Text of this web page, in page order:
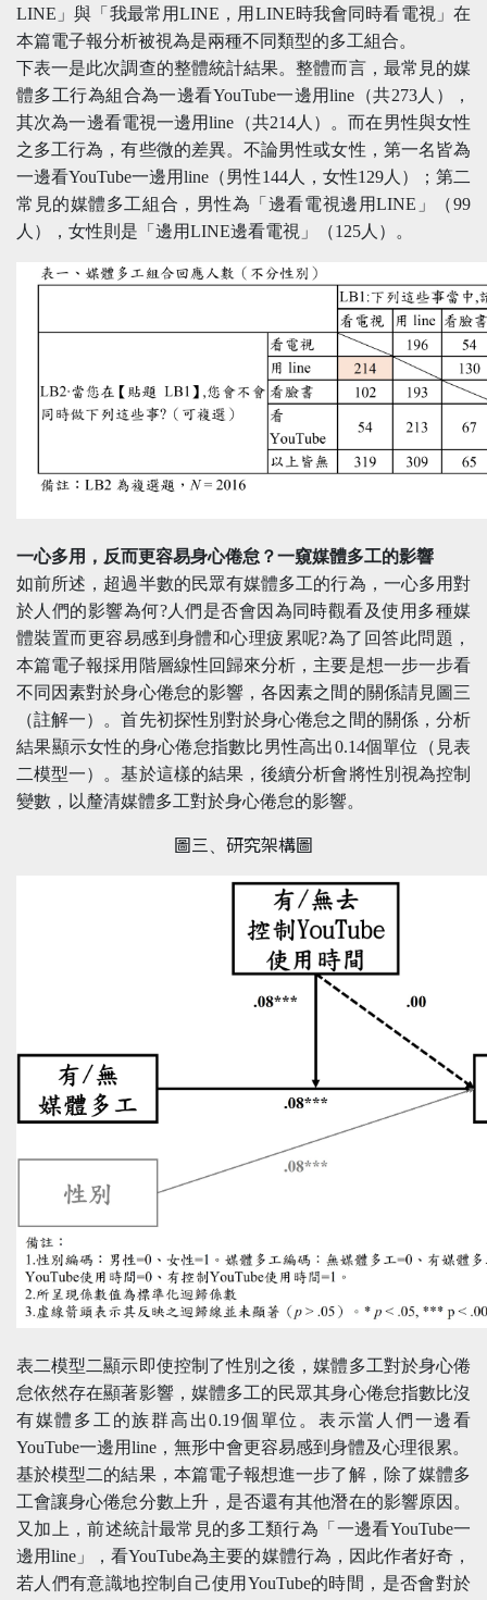
LINE」與「我最常用LINE，用LINE時我會同時看電視」在
本篇電子報分析被視為是兩種不同類型的多工組合。
下表一是此次調查的整體統計結果。整體而言，最常見的媒
體多工行為組合為一邊看YouTube一邊用line（共273人），
其次為一邊看電視一邊用line（共214人）。而在男性與女性
之多工行為，有些微的差異。不論男性或女性，第一名皆為
一邊看YouTube一邊用line（男性144人，女性129人）；第二
常見的媒體多工組合，男性為「邊看電視邊用LINE」（99
人），女性則是「邊用LINE邊看電視」（125人）。
一心多用，反而更容易身心倦怠？一窺媒體多工的影響
如前所述，超過半數的民眾有媒體多工的行為，一心多用對
於人們的影響為何?人們是否會因為同時觀看及使用多種媒
體裝置而更容易感到身體和心理疲累呢?為了回答此問題，
本篇電子報採用階層線性回歸來分析，主要是想一步一步看
不同因素對於身心倦怠的影響，各因素之間的關係請見圖三
（註解一）。首先初探性別對於身心倦怠之間的關係，分析
結果顯示女性的身心倦怠指數比男性高出0.14個單位（見表
二模型一）。基於這樣的結果，後續分析會將性別視為控制
變數，以釐清媒體多工對於身心倦怠的影響。
圖三、研究架構圖
表二模型二顯示即使控制了性別之後，媒體多工對於身心倦
怠依然存在顯著影響，媒體多工的民眾其身心倦怠指數比沒
有媒體多工的族群高出0.19個單位。表示當人們一邊看
YouTube一邊用line，無形中會更容易感到身體及心理很累。
基於模型二的結果，本篇電子報想進一步了解，除了媒體多
工會讓身心倦怠分數上升，是否還有其他潛在的影響原因。
又加上，前述統計最常見的多工類行為「一邊看YouTube一
邊用line」，看YouTube為主要的媒體行為，因此作者好奇，
若人們有意識地控制自己使用YouTube的時間，是否會對於